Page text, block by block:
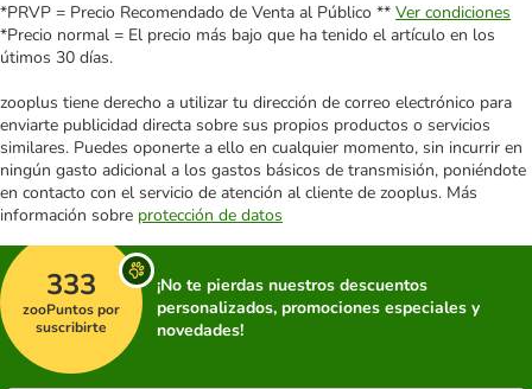
*PRVP = Precio Recomendado de Venta al Público ** Ver condiciones
*Precio normal = El precio más bajo que ha tenido el artículo en los
útimos 30 días.
zooplus tiene derecho a utilizar tu dirección de correo electrónico para
enviarte publicidad directa sobre sus propios productos o servicios
similares. Puedes oponerte a ello en cualquier momento, sin incurrir en
ningún gasto adicional a los gastos básicos de transmisión, poniéndote
en contacto con el servicio de atención al cliente de zooplus. Más
información sobre protección de datos
333
zooPuntos por
suscribirte
¡No te pierdas nuestros descuentos
personalizados, promociones especiales y
novedades!